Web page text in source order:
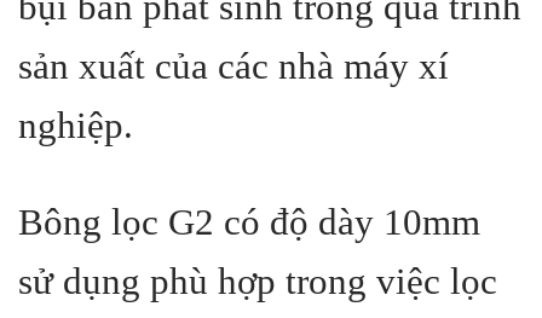
sản xuất của các nhà máy xí
nghiệp.
Bông lọc G2 có độ dày 10mm
sử dụng phù hợp trong việc lọc